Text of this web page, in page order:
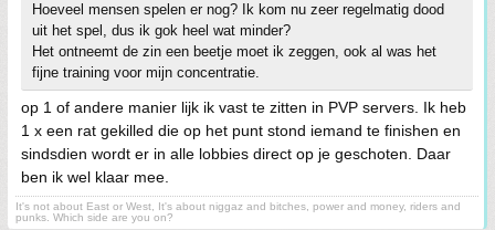
Hoeveel mensen spelen er nog? Ik kom nu zeer regelmatig dood
uit het spel, dus ik gok heel wat minder?
Het ontneemt de zin een beetje moet ik zeggen, ook al was het
fijne training voor mijn concentratie.
op 1 of andere manier lijk ik vast te zitten in PVP servers. Ik heb
1 x een rat gekilled die op het punt stond iemand te finishen en
sindsdien wordt er in alle lobbies direct op je geschoten. Daar
ben ik wel klaar mee.
It's not about East or West, It's about niggaz and bitches, power and money, riders and
punks. Which side are you on?